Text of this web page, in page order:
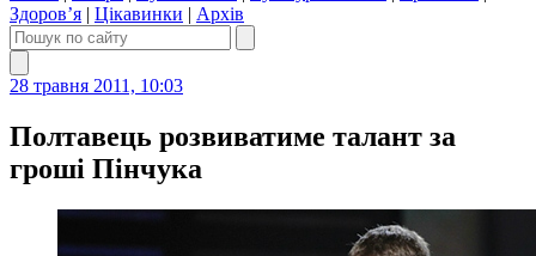
Здоров’я | Цікавинки | Архів
28 травня 2011, 10:03
Полтавець розвиватиме талант за
гроші Пінчука